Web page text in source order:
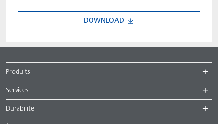
DOWNLOAD
Produits
Services
Durabilité